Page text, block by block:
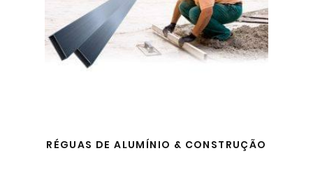
RÉGUAS DE ALUMÍNIO & CONSTRUÇÃO